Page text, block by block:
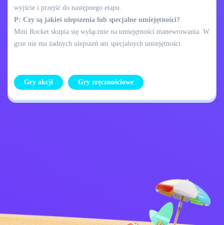
wyjście i przejść do następnego etapu.
P: Czy są jakieś ulepszenia lub specjalne umiejętności?
Mini Rocket skupia się wyłącznie na umiejętności manewrowania. W
grze nie ma żadnych ulepszeń ani specjalnych umiejętności.
Gry akcji Gry zręcznościowe